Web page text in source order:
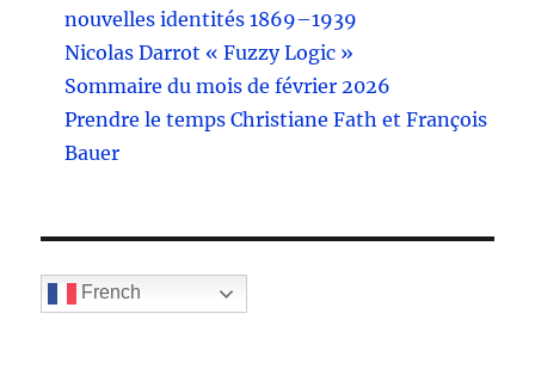
nouvelles identités 1869–1939
Nicolas Darrot « Fuzzy Logic »
Sommaire du mois de février 2026
Prendre le temps Christiane Fath et François
Bauer
French